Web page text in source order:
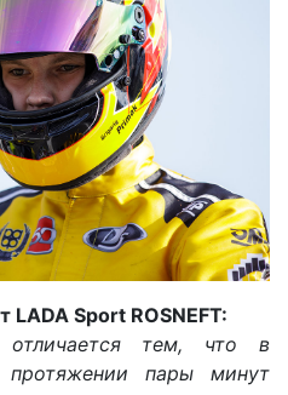
Sport ROSNEFT:
отличается тем, что в
пары минут